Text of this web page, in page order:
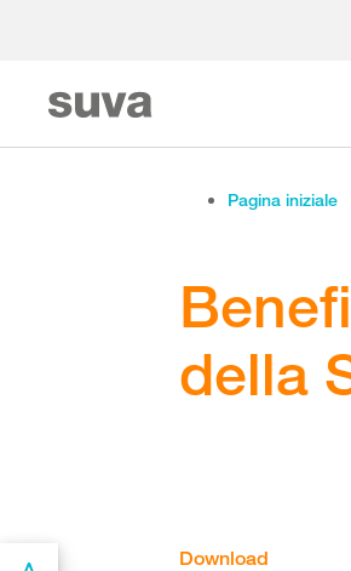
Pagina iniziale
della
Download